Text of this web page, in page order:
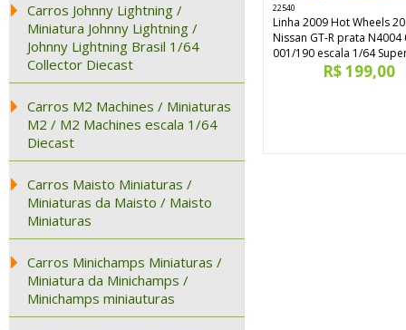
Carros Johnny Lightning /
Miniatura Johnny Lightning /
Johnny Lightning Brasil 1/64
Collector Diecast
Carros M2 Machines / Miniaturas
M2 / M2 Machines escala 1/64
Diecast
Carros Maisto Miniaturas /
Miniaturas da Maisto / Maisto
Miniaturas
Carros Minichamps Miniaturas /
Miniatura da Minichamps /
Minichamps miniauturas
22540
Linha 2009 Hot Wheels
Nissan GT-R prata N4004
001/190 escala 1/64
R$ 199,00